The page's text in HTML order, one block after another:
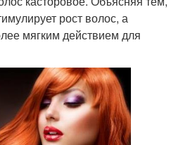
рост волос, а
мягким действием для